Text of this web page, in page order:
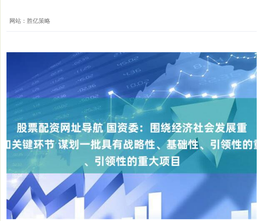
网站：胜亿策略